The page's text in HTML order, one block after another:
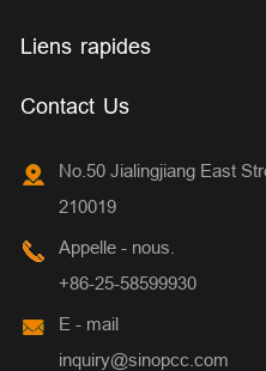
Liens rapides
Contact Us
No.50 Jialingjiang East
210019
Appelle - nous.
+86-25-58599930
E - mail
inquiry@sinopcc.com